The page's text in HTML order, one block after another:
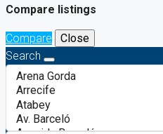
Compare listings
Compare
Close
Search